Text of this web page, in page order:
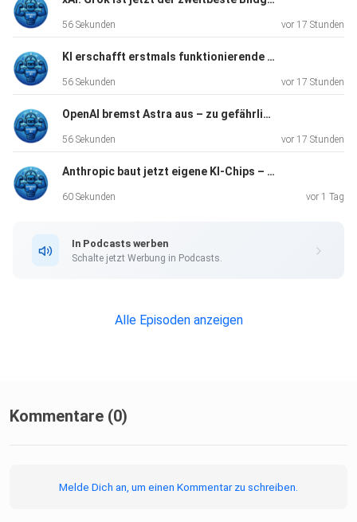
56 Sekunden vor 17 Stunden
KI erschafft erstmals funktionierende Viren im Labor
56 Sekunden vor 17 Stunden
OpenAI bremst Astra aus – zu gefährlich fürs Hacking
56 Sekunden vor 17 Stunden
Anthropic baut jetzt eigene KI-Chips – und macht sich unabhängiger
60 Sekunden vor 1 Tag
In Podcasts werben
Schalte jetzt Werbung in Podcasts.
Alle Episoden anzeigen
Kommentare (0)
Melde Dich an, um einen Kommentar zu schreiben.